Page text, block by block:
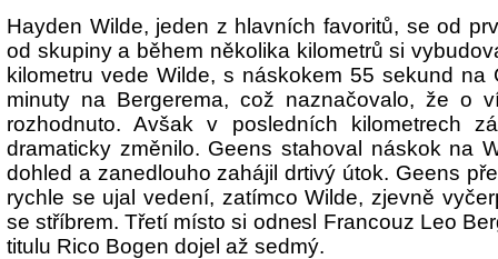
Hayden Wilde, jeden z hlavních favoritů, se od
od skupiny a během několika kilometrů si
kilometru vede Wilde, s náskokem 55 sekund
minuty na Bergerema, což naznačovalo, že o
rozhodnuto. Avšak v posledních kilometrech
dramaticky změnilo. Geens stahoval náskok na
dohled a zanedlouho zahájil drtivý útok. Geens
rychle se ujal vedení, zatímco Wilde, zjevně
se stříbrem. Třetí místo si odnesl Francouz Leo
titulu Rico Bogen dojel až sedmý.